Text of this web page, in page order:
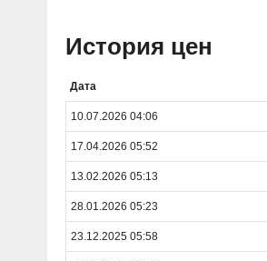
История цен
Дата
10.07.2026 04:06
17.04.2026 05:52
13.02.2026 05:13
28.01.2026 05:23
23.12.2025 05:58